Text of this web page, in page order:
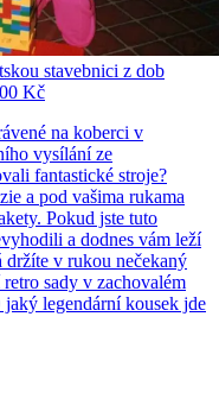
stavebnici z dob
Kč
na koberci v
vysílání ze
fantastické stroje?
a pod vašima rukama
Pokud jste tuto
a dodnes vám leží
držíte v rukou nečekaný
sady v zachovalém
legendární kousek jde